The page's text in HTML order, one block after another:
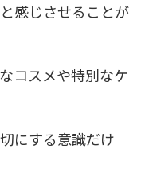
感じさせることが
コスメや特別なケ
にする意識だけ